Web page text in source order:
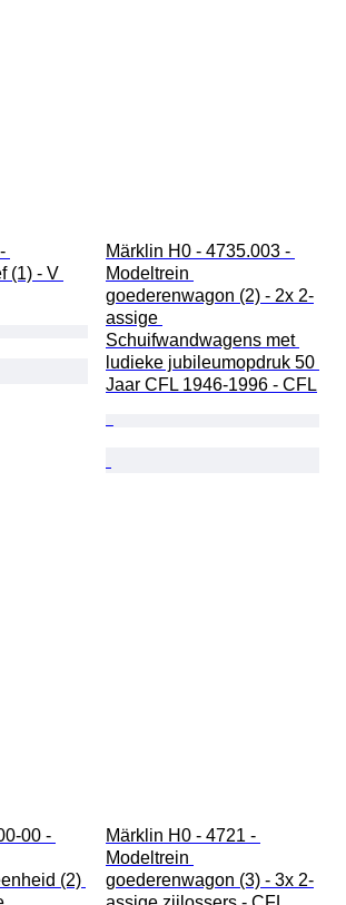
(1) - V
Märklin H0 - 4735.003 -
Modeltrein
goederenwagon (2) - 2x 2-
assige
Schuifwandwagens met
ludieke jubileumopdruk 50
Jaar CFL 1946-1996 - CFL
00 -
(2)
Märklin H0 - 4721 -
Modeltrein
goederenwagon (3) - 3x 2-